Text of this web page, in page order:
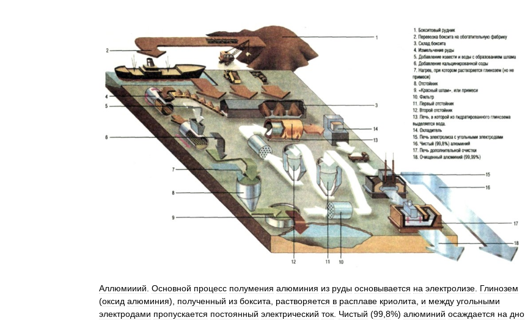
Аллюмииий Основной процесс полумения алюминия из руды основывается на электролизе Глинозем
(оксид алюминия), полученный из боксита растворяется в расплаве криолита и между угольными
электродами пропускается постоянный электрический ток Чистый (99 8%) алюминий осаждается на дно